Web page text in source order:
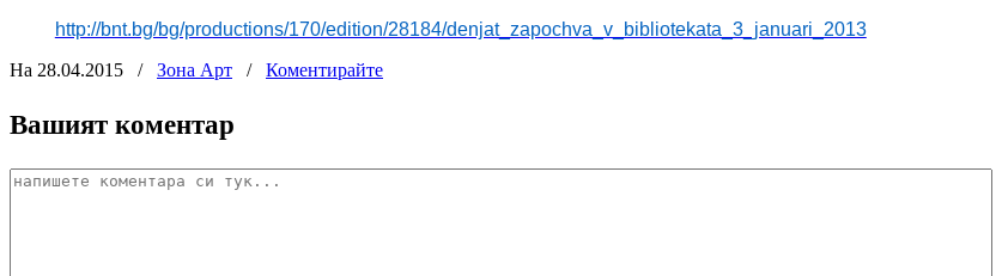
http://bnt.bg/bg/productions/170/edition/28184/denjat_zapochva_v_bibliotekata_3_januari_2013
На 28.04.2015
/ Зона Арт / Коментирайте
Вашият коментар